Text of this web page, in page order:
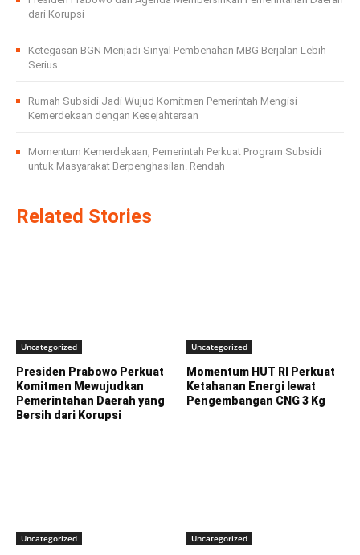
dari Korupsi
Ketegasan BGN Menjadi Sinyal Pembenahan MBG Berjalan Lebih
Serius
Rumah Subsidi Jadi Wujud Komitmen Pemerintah Mengisi
Kemerdekaan dengan Kesejahteraan
Momentum Kemerdekaan, Pemerintah Perkuat Program Subsidi
untuk Masyarakat Berpenghasilan. Rendah
Related Stories
Uncategorized
Presiden Prabowo Perkuat
Komitmen Mewujudkan
Pemerintahan Daerah yang
Bersih dari Korupsi
Uncategorized
Momentum HUT RI Perkuat
Ketahanan Energi lewat
Pengembangan CNG 3 Kg
Uncategorized Uncategorized